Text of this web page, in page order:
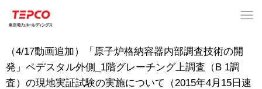
（4/17動画追加）「原子炉格納容器内部調査技術の開
発」ペデスタル外側_1階グレーチング上調査（B 1調
査）の現地実証試験の実施について（2015年4月15日速